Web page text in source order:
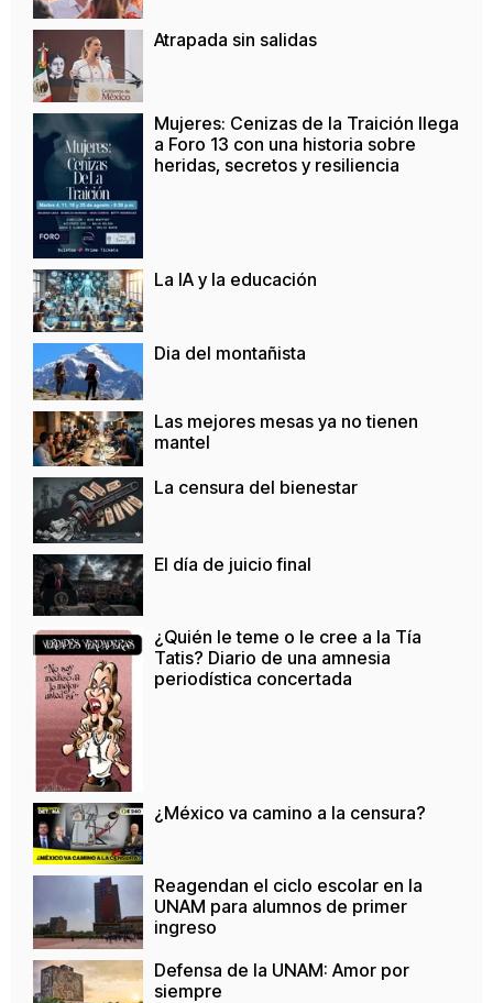
Atrapada sin salidas
Mujeres: Cenizas de la Traición llega
a Foro 13 con una historia sobre
heridas, secretos y resiliencia
La IA y la educación
Dia del montañista
Las mejores mesas ya no tienen
mantel
La censura del bienestar
El día de juicio final
¿Quién le teme o le cree a la Tía
Tatis? Diario de una amnesia
periodística concertada
¿México va camino a la censura?
Reagendan el ciclo escolar en la
UNAM para alumnos de primer
ingreso
Defensa de la UNAM: Amor por
siempre